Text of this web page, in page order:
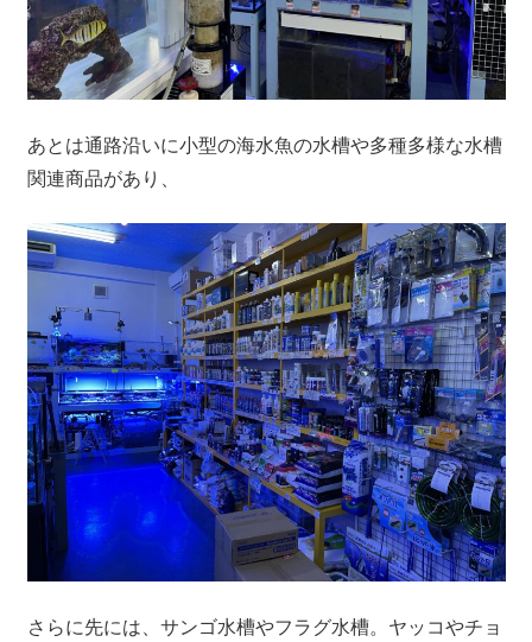
あとは通路沿いに小型の海水魚の水槽や多種多様な水槽
関連商品があり、
さらに先には、サンゴ水槽やフラグ水槽。ヤッコやチョ